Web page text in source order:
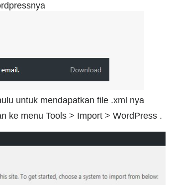
untuk mendapatkan file .xml nya
ke menu Tools > Import > WordPress .